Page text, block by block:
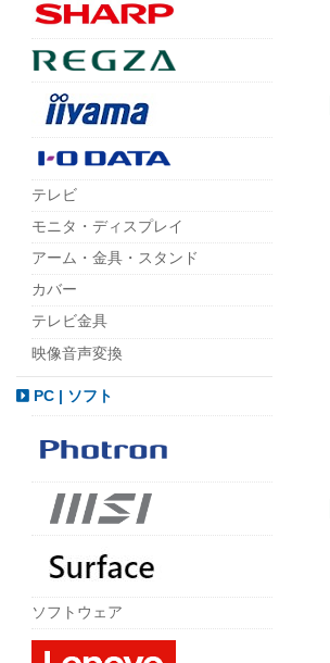
テレビ
モニタ・ディスプレイ
アーム・金具・スタンド
カバー
テレビ金具
映像音声変換
PC | ソフト
ソフトウェア